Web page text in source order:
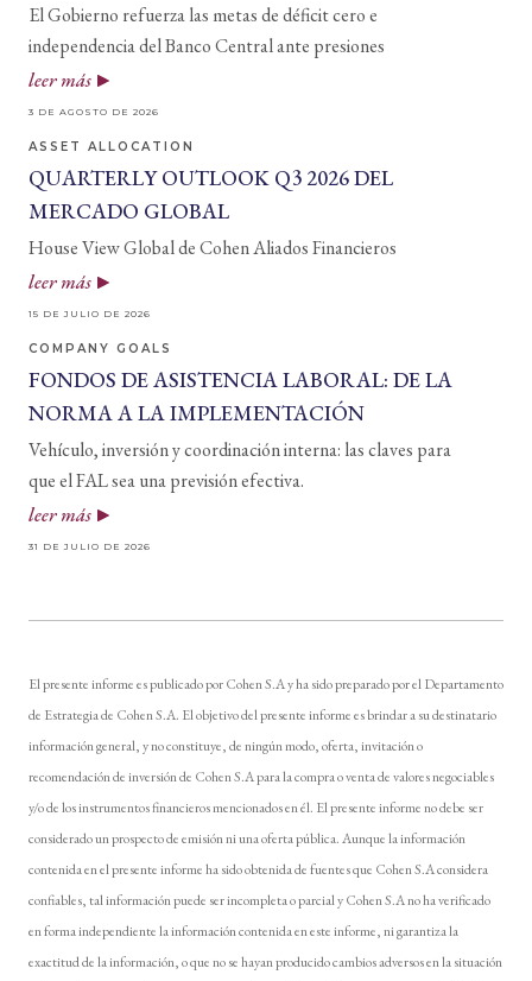
El Gobierno refuerza las metas de déficit cero e
independencia del Banco Central ante presiones
leer más
3 DE AGOSTO DE 2026
ASSET ALLOCATION
QUARTERLY OUTLOOK Q3 2026 DEL
MERCADO GLOBAL
House View Global de Cohen Aliados Financieros
leer más
15 DE JULIO DE 2026
COMPANY GOALS
FONDOS DE ASISTENCIA LABORAL: DE LA
NORMA A LA IMPLEMENTACIÓN
Vehículo, inversión y coordinación interna: las claves para
que el FAL sea una previsión efectiva.
leer más
31 DE JULIO DE 2026
El presente informe es publicado por Cohen S.A y ha sido preparado por el Departamento
de Estrategia de Cohen S.A. El objetivo del presente informe es brindar a su destinatario
información general, y no constituye, de ningún modo, oferta, invitación o
recomendación de inversión de Cohen S.A para la compra o venta de valores negociables
y/o de los instrumentos financieros mencionados en él. El presente informe no debe ser
considerado un prospecto de emisión ni una oferta pública. Aunque la información
contenida en el presente informe ha sido obtenida de fuentes que Cohen S.A considera
confiables, tal información puede ser incompleta o parcial y Cohen S.A no ha verificado
en forma independiente la información contenida en este informe, ni garantiza la
exactitud de la información, o que no se hayan producido cambios adversos en la situación